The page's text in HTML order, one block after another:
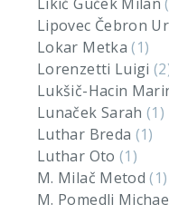
Lipovec Čebron
Lokar Metka(1)
Lorenzetti Luigi
Lukšič-Hacin
Lunaček Sarah(1)
Luthar Breda (1)
Luthar Oto (1)
M. Milač Metod(1)
M. Pomedli